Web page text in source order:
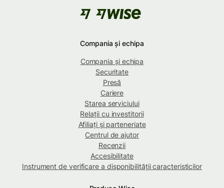
Compania și echipa
Compania și echipa
Securitate
Presă
Cariere
Starea serviciului
Relații cu investitorii
Afiliați și parteneriate
Centrul de ajutor
Recenzii
Accesibilitate
Instrument de verificare a disponibilității caracteristicilor